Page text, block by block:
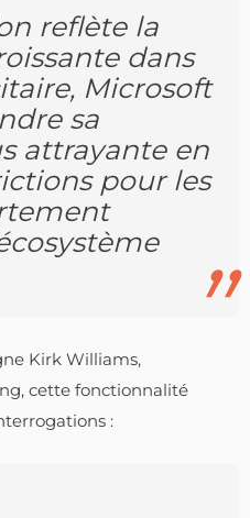
reflète la
dans
Microsoft
sa
attrayante en
pour les
Kirk Williams,
cette fonctionnalité
: